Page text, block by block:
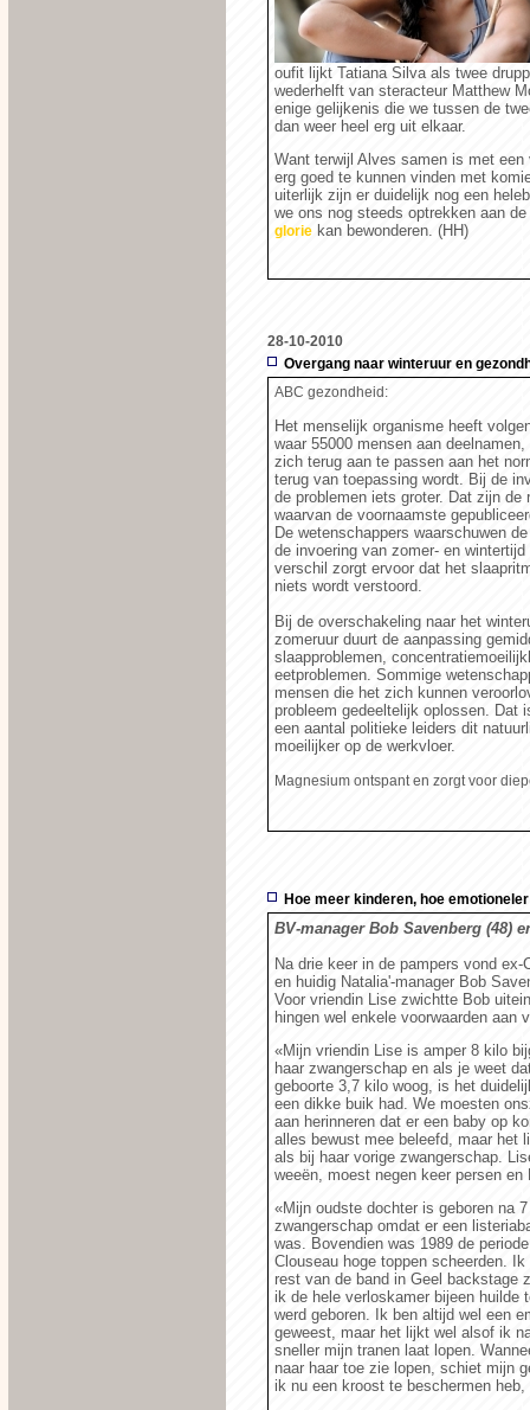
oufit lijkt Tatiana Silva als twee
wederhelft van steracteur Matthew
enige gelijkenis die we tussen de
dan weer heel erg uit elkaar.
Want terwijl Alves samen is met
erg goed te kunnen vinden met
uiterlijk zijn er duidelijk nog een
we ons nog steeds optrekken aan
glorie kan bewonderen. (HH)
28-10-2010
Overgang naar winteruur en
ABC gezondheid:
Het menselijk organisme heeft
waar 55000 mensen aan
zich terug aan te passen aan het
terug van toepassing wordt. Bij de
de problemen iets groter. Dat zijn
waarvan de voornaamste
De wetenschappers waarschuwen
de invoering van zomer- en
verschil zorgt ervoor dat het
niets wordt verstoord.
Bij de overschakeling naar het
zomeruur duurt de aanpassing
slaapproblemen,
eetproblemen. Sommige
mensen die het zich kunnen
probleem gedeeltelijk oplossen. Dat
een aantal politieke leiders dit
moeilijker op de werkvloer.
Magnesium ontspant en zorgt voor
Hoe meer kinderen, hoe
BV-manager Bob Savenberg (48)
Na drie keer in de pampers vond ex-
en huidig Natalia'-manager Bob
Voor vriendin Lise zwichtte Bob
hingen wel enkele voorwaarden aan
«Mijn vriendin Lise is amper 8 kilo
haar zwangerschap en als je weet
geboorte 3,7 kilo woog, is het
een dikke buik had. We moesten
aan herinneren dat er een baby op
alles bewust mee beleefd, maar het
als bij haar vorige zwangerschap.
weeën, moest negen keer persen en
«Mijn oudste dochter is geboren na
zwangerschap omdat er een
was. Bovendien was 1989 de
Clouseau hoge toppen scheerden.
rest van de band in Geel backstage
ik de hele verloskamer bijeen huilde
werd geboren. Ik ben altijd wel een
geweest, maar het lijkt wel alsof ik
sneller mijn tranen laat lopen.
naar haar toe zie lopen, schiet mijn
ik nu een kroost te beschermen